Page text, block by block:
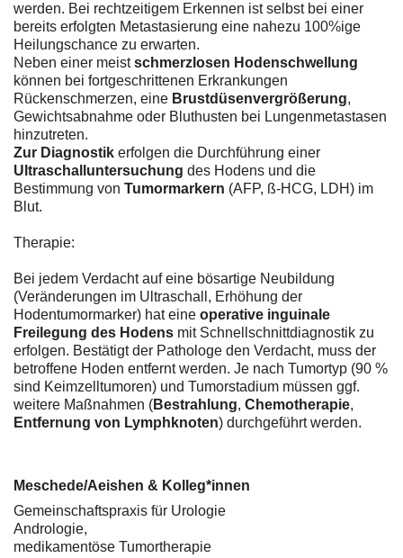
werden. Bei rechtzeitigem Erkennen ist selbst bei einer
bereits erfolgten Metastasierung eine nahezu 100%ige
Heilungschance zu erwarten.
Neben einer meistschmerzlosen Hodenschwellung
können bei fortgeschrittenen Erkrankungen
Rückenschmerzen, eine Brustdüsenvergrößerung,
Gewichtsabnahme oder Bluthusten bei Lungenmetastasen
hinzutreten.
Zur Diagnostik erfolgen die Durchführung einer
Ultraschalluntersuchung des Hodens und die
Bestimmung von Tumormarkern (AFP, ß-HCG, LDH) im
Blut.
Therapie:
Bei jedem Verdacht auf eine bösartige Neubildung
(Veränderungen im Ultraschall, Erhöhung der
Hodentumormarker) hat eine operative inguinale
Freilegung des Hodens mit Schnellschnittdiagnostik zu
erfolgen. Bestätigt der Pathologe den Verdacht, muss der
betroffene Hoden entfernt werden. Je nach Tumortyp (90 %
sind Keimzelltumoren) und Tumorstadium müssen ggf.
weitere Maßnahmen (Bestrahlung, Chemotherapie,
Entfernung von Lymphknoten) durchgeführt werden.
Meschede/Aeishen & Kolleg*innen
Gemeinschaftspraxis für Urologie
Andrologie,
medikamentöse Tumortherapie